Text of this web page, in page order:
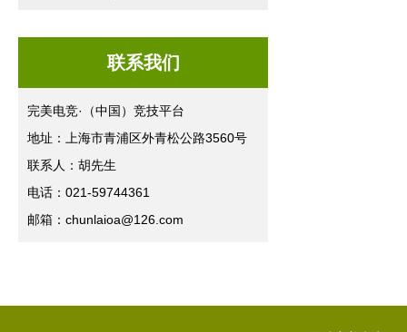
联系我们
完美电竞·（中国）竞技平台
地址：上海市青浦区外青松公路3560号
联系人：胡先生
电话：021-59744361
邮箱：chunlaioa@126.com